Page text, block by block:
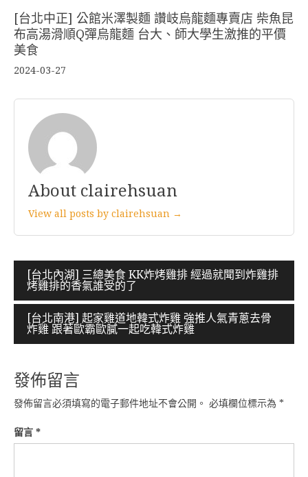
[台北中正] 公館米澤製麵 讚岐烏龍麵專賣店 柴魚昆
布高湯滑順Q彈烏龍麵 台大、師大學生激推的平價
美食
2024-03-27
About clairehsuan
View all posts by clairehsuan →
文
章
導
覽
[台北內湖] 三總美食 KK炸烤雞排 經過就聞到炸雞排
烤雞排的香氣誰受的了
[台北南港] 起家雞道地韓式炸雞 強推人氣青蔥去骨
炸雞 跟著歐霸歐膩一起吃韓式炸雞
發佈留言
發佈留言必須填寫的電子郵件地址不會公開。 必填欄位標示為 *
留言 *